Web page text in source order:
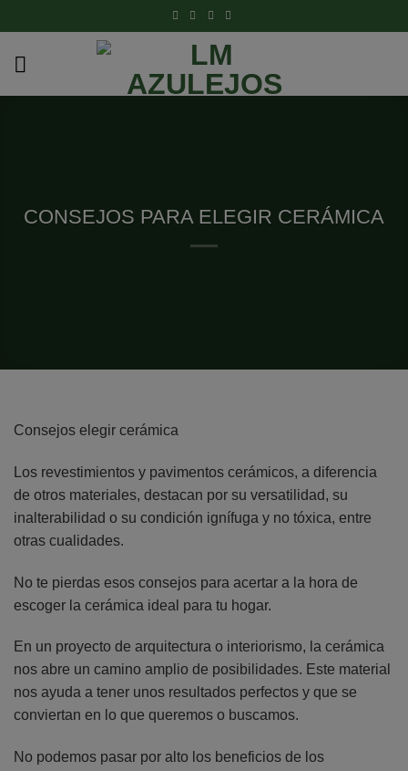
CONSEJOS PARA ELEGIR CERÁMICA
Consejos elegir cerámica
Los revestimientos y pavimentos cerámicos, a diferencia
de otros materiales, destacan por su versatilidad, su
inalterabilidad o su condición ignífuga y no tóxica, entre
otras cualidades.
No te pierdas esos consejos para acertar a la hora de
escoger la cerámica ideal para tu hogar.
En un proyecto de arquitectura o interiorismo, la cerámica
nos abre un camino amplio de posibilidades. Este material
nos ayuda a tener unos resultados perfectos y que se
conviertan en lo que queremos o buscamos.
No podemos pasar por alto los beneficios de los